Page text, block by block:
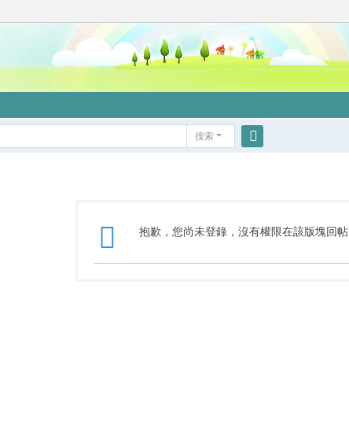
搜索
抱歉，您尚未登錄，沒有權限在該版塊回帖